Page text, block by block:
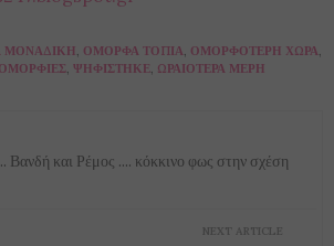
ΜΟΝΑΔΙΚΉ ΌΜΟΡΦΑ ΤΟΠΊΑ ΟΜΟΡΦΌΤΕΡΗ ΧΏΡΑ
ΨΗΦΊΣΤΗΚΕ ΩΡΑΙΌΤΕΡΑ ΜΈΡΗ
Βανδή και Ρέμος .... κόκκινο φως στην σχέση
NEXT ARTICLE